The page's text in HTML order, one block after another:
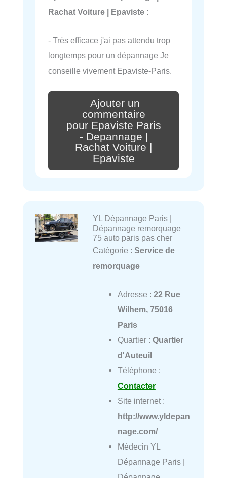
Rachat Voiture | Epaviste :
- Très efficace j'ai pas attendu trop
longtemps pour un dépannage Je
conseille vivement Epaviste-Paris.
Ajouter un
commentaire
pour Epaviste Paris
- Depannage |
Rachat Voiture |
Epaviste
YL Dépannage Paris |
Dépannage remorquage
75 auto paris pas cher
Catégorie : Service de
remorquage
Adresse : 22 Rue
Wilhem, 75016
Paris
Quartier : Quartier
d'Auteuil
Téléphone :
Contacter
Site internet :
http://www.yldepan
nage.com/
Médecin YL
Dépannage Paris |